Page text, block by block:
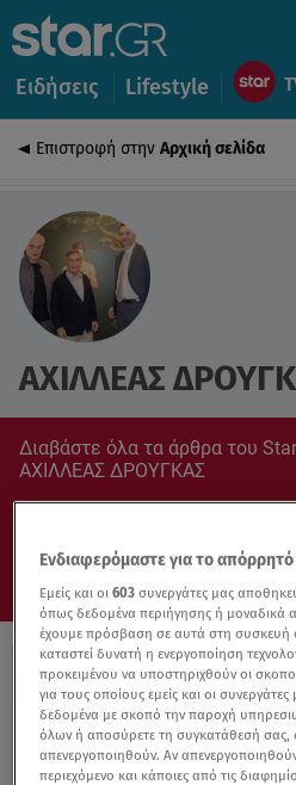
Ειδήσεις Lifestyle
Επιστροφή στην Αρχική σελίδα
ΑΧΙΛΛΕΑΣ
Διαβάστε όλα τα άρθρα του
ΑΧΙΛΛΕΑΣ ΔΡΟΥΓΚΑΣ
Ενδιαφερόμαστε για το
Εμείς και οι603 συνεργάτες μας
όπως δεδομένα περιήγησης ή μοναδικά
έχουμε πρόσβαση σε αυτά στη συσκευή
καταστεί δυνατή η ενεργοποίηση
προκειμένου να υποστηριχθούν οι
για τους οποίους εμείς και οι
δεδομένα με σκοπό την παροχή
όλων ή αποσύρετε τη συγκατάθεσή σας,
απενεργοποιηθούν. Αν απενεργοποιηθούν
περιεχόμενο και κάποιες από τις